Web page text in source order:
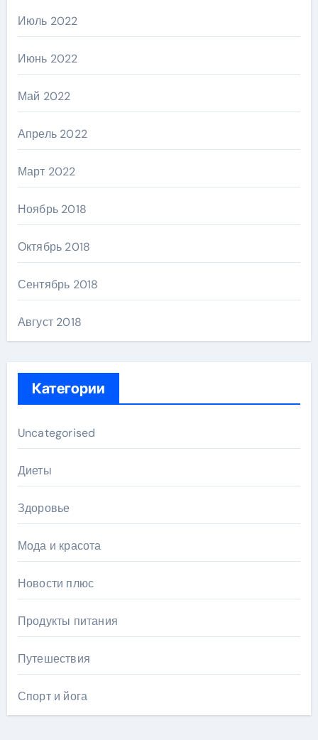
Июль 2022
Июнь 2022
Май 2022
Апрель 2022
Март 2022
Ноябрь 2018
Октябрь 2018
Сентябрь 2018
Август 2018
Категории
Uncategorised
Диеты
Здоровье
Мода и красота
Новости плюс
Продукты питания
Путешествия
Спорт и йога